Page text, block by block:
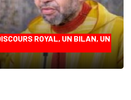
ROYAL, UN BILAN, UN